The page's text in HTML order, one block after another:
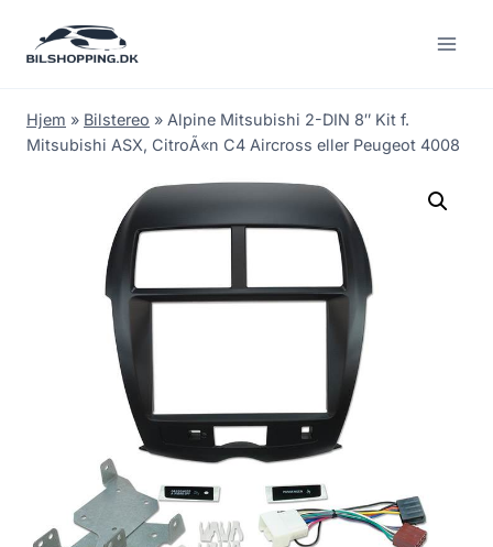
Hjem » Bilstereo » Alpine Mitsubishi 2-DIN 8″ Kit f.
Mitsubishi ASX, CitroÃ«n C4 Aircross eller Peugeot 4008